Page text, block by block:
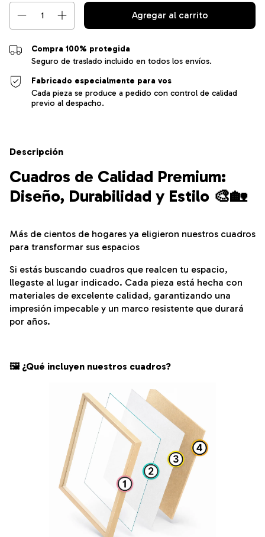
Compra 100% protegida
Seguro de traslado incluido en todos los envíos.
Fabricado especialmente para vos
Cada pieza se produce a pedido con control de calidad
previo al despacho.
Descripción
Cuadros de Calidad Premium:
Diseño, Durabilidad y Estilo 🎨🏡
Más de cientos de hogares ya eligieron nuestros cuadros
para transformar sus espacios
Si estás buscando cuadros que realcen tu espacio,
llegaste al lugar indicado. Cada pieza está hecha con
materiales de excelente calidad, garantizando una
impresión impecable y un marco resistente que durará
por años.
🖼️ ¿Qué incluyen nuestros cuadros?